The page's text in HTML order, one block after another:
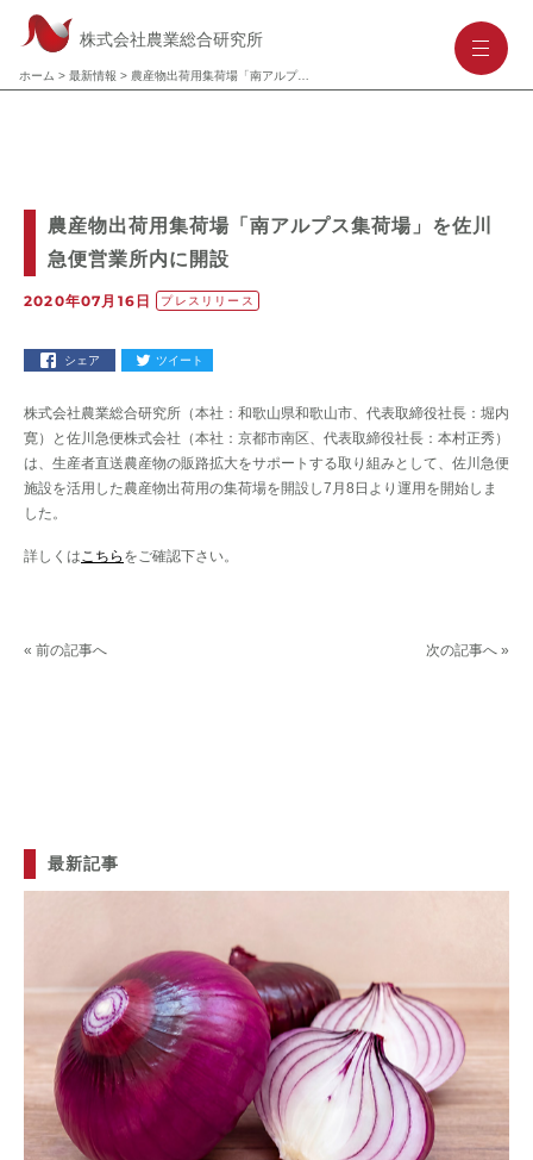
株式会社農業総合研究所
ホーム > 最新情報 > 農産物出荷用集荷場「南アルプス集荷場」を佐川急便営業所内に開設
--
農産物出荷用集荷場「南アルプス集荷場」を佐川
急便営業所内に開設
2020年07月16日 プレスリリース
シェア ツイート
株式会社農業総合研究所（本社：和歌山県和歌山市、代表取締役社長：堀内
寛）と佐川急便株式会社（本社：京都市南区、代表取締役社長：本村正秀）
は、生産者直送農産物の販路拡大をサポートする取り組みとして、佐川急便
施設を活用した農産物出荷用の集荷場を開設し7月8日より運用を開始しま
した。
詳しくはこちら をご確認下さい。
次の記事へ »
« 前の記事へ
最新記事